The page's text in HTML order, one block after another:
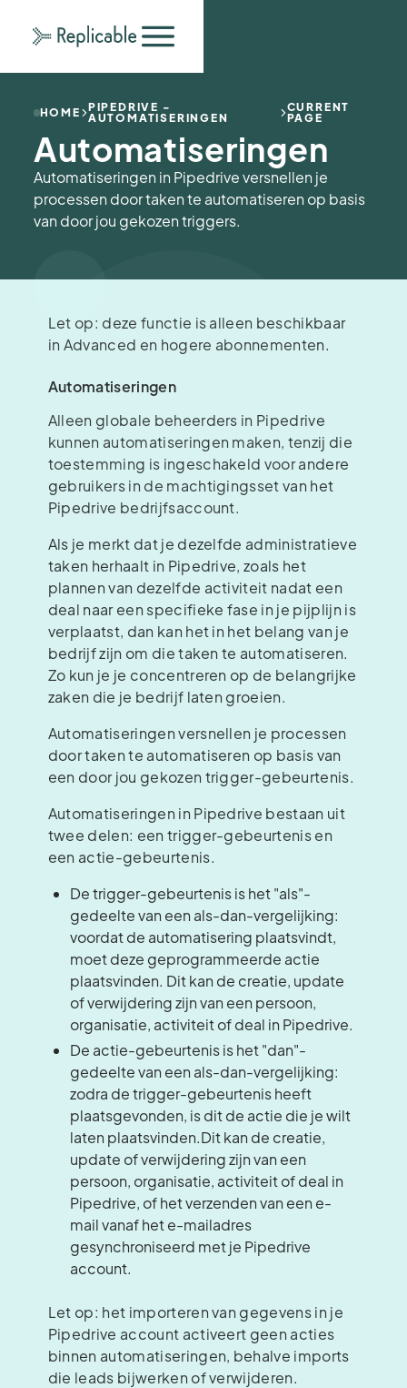
HOME
PIPEDRIVE -
AUTOMATISERINGEN
CURRENT
PAGE
Automatiseringen
Automatiseringen in Pipedrive versnellen je
processen door taken te automatiseren op basis
van door jou gekozen triggers.
Let op: deze functie is alleen beschikbaar
in Advanced en hogere abonnementen.
Automatiseringen
Alleen globale beheerders in Pipedrive
kunnen automatiseringen maken, tenzij die
toestemming is ingeschakeld voor andere
gebruikers in de machtigingsset van het
Pipedrive bedrijfsaccount.
Als je merkt dat je dezelfde administratieve
taken herhaalt in Pipedrive, zoals het
plannen van dezelfde activiteit nadat een
deal naar een specifieke fase in je pijplijn is
verplaatst, dan kan het in het belang van je
bedrijf zijn om die taken te automatiseren.
Zo kun je je concentreren op de belangrijke
zaken die je bedrijf laten groeien.
Automatiseringen versnellen je processen
door taken te automatiseren op basis van
een door jou gekozen trigger-gebeurtenis.
Automatiseringen in Pipedrive bestaan uit
twee delen: een trigger-gebeurtenis en
een actie-gebeurtenis.
De trigger-gebeurtenis is het "als"-
gedeelte van een als-dan-vergelijking:
voordat de automatisering plaatsvindt,
moet deze geprogrammeerde actie
plaatsvinden. Dit kan de creatie, update
of verwijdering zijn van een persoon,
organisatie, activiteit of deal in Pipedrive.
De actie-gebeurtenis is het "dan"-
gedeelte van een als-dan-vergelijking:
zodra de trigger-gebeurtenis heeft
plaatsgevonden, is dit de actie die je wilt
laten plaatsvinden.Dit kan de creatie,
update of verwijdering zijn van een
persoon, organisatie, activiteit of deal in
Pipedrive, of het verzenden van een e-
mail vanaf het e-mailadres
gesynchroniseerd met je Pipedrive
account.
Let op: het importeren van gegevens in je
Pipedrive account activeert geen acties
binnen automatiseringen, behalve imports
die leads bijwerken of verwijderen.